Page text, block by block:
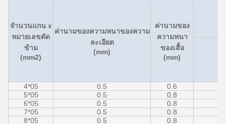
จํานวนแกน x
หมายเลขตัด
ข้าม
(mm2)
ค่านามของความหนาของความ
ละเอียด
(mm)
ค่านามของ
ความหนา
ของเสื้อ
(mm)
4*05 0.5
0.6
5*05
0.5
0.8
6*05
0.5
0.8
7*05
0.5
0.8
8*05
0.5
0.8